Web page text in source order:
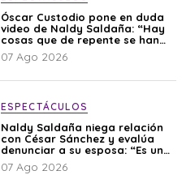
Óscar Custodio pone en duda
video de Naldy Saldaña: “Hay
cosas que de repente se han
editado”
07 Ago 2026
ESPECTÁCULOS
Naldy Saldaña niega relación
con César Sánchez y evalúa
denunciar a su esposa: “Es una
difamación”
07 Ago 2026